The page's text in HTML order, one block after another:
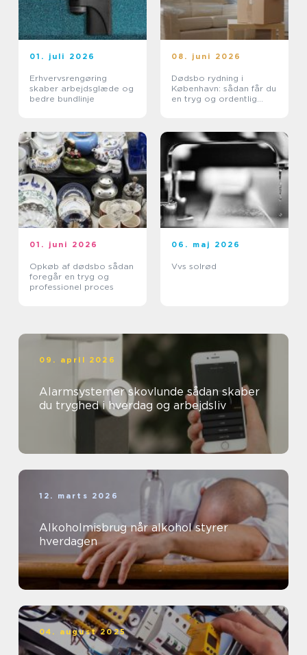
01. juli 2026
Erhvervsrengøring
skaber arbejdsglæde og
bedre bundlinje
08. juni 2026
Dødsbo rydning i
København: sådan får du
en tryg og ordentlig
01. juni 2026
Opkøb af dødsbo sådan
foregår en tryg og
professionel proces
06. maj 2026
Vvs solrød
09. april 2026
Alarmsystemer skovlunde sådan skaber
du tryghed i hverdag og arbejdsliv
12. marts 2026
Alkoholmisbrug når alkohol styrer
hverdagen
04. august 2025